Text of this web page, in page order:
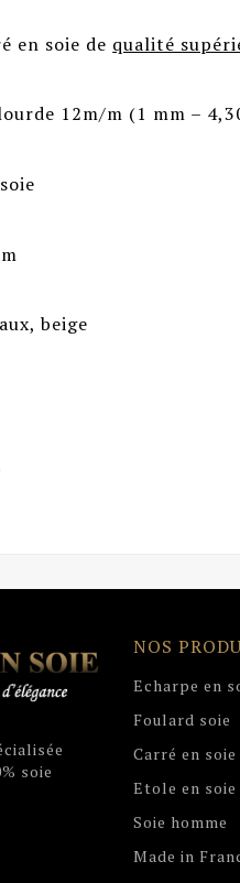
en soie de qualité
12m/m (1 mm –
beige
soie
NOS
Echarpe en
Foulard soie
Carré en soie
Etole en soie
Soie homme
Made in